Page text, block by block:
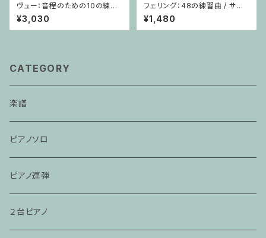
ヴュー：音程のための10の練習
/ ヴィオラ
¥3,030
フェリング：48の練習曲 / サク
ソフォーンorオーボエ
¥1,480
CATEGORY
楽譜
ピアノソロ
ピアノ連弾
２台ピアノ